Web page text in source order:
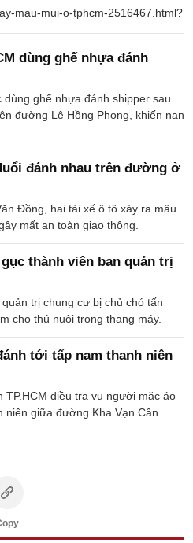
mau-mui-o-tphcm-2516467.html?
dùng ghế nhựa đánh
ghế nhựa đánh shipper sau
đường Lê Hồng Phong, khiến nạn
đánh nhau trên đường ở
Đồng, hai tài xế ô tô xảy ra mâu
mất an toàn giao thông.
thành viên ban quản trị
trị chung cư bị chủ chó tấn
cho thú nuôi trong thang máy.
tới tấp nam thanh niên
điều tra vụ người mặc áo
niên giữa đường Kha Vạn Cân.